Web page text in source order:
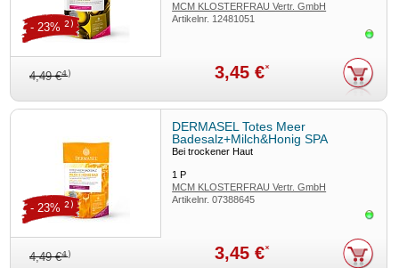
MCM KLOSTERFRAU Vertr. GmbH
Artikelnr. 12481051
4,49 €4) 3,45 €*
- 23% 2)
DERMASEL Totes Meer
Badesalz+Milch&Honig SPA
Bei trockener Haut
1P
MCM KLOSTERFRAU Vertr. GmbH
Artikelnr.07388645
4,49 €4) 3,45 €*
- 23% 2)